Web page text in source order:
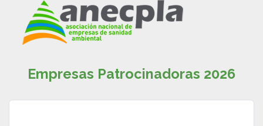
Empresas Patrocinadoras 2026